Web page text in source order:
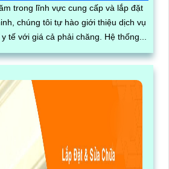
trong lĩnh vực cung cấp và lắp đặt
chúng tôi tự hào giới thiệu dịch vụ
lắp camera cho cơ sở y tế với giá cả phải chăng. Hệ thống...